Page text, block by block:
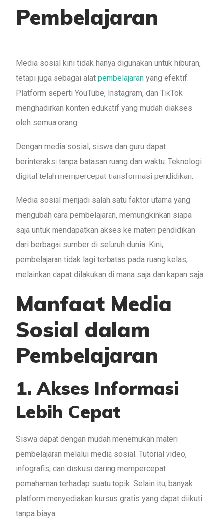
Pembelajaran
Media sosial kini tidak hanya digunakan untuk hiburan,
tetapi juga sebagai alatpembelajaranyang efektif.
Platform seperti YouTube, Instagram, dan TikTok
menghadirkan konten edukatif yang mudah diakses
oleh semua orang.
Dengan media sosial, siswa dan guru dapat
berinteraksi tanpa batasan ruang dan waktu. Teknologi
digital telah mempercepat transformasi pendidikan.
Media sosial menjadi salah satu faktor utama yang
mengubah cara pembelajaran, memungkinkan siapa
saja untuk mendapatkan akses ke materi pendidikan
dari berbagai sumber di seluruh dunia. Kini,
pembelajaran tidak lagi terbatas pada ruang kelas,
melainkan dapat dilakukan di mana saja dan kapan saja.
Manfaat Media
Sosial dalam
Pembelajaran
1. Akses Informasi
Lebih Cepat
Siswa dapat dengan mudah menemukan materi
pembelajaran melalui media sosial. Tutorial video,
infografis, dan diskusi daring mempercepat
pemahaman terhadap suatu topik. Selain itu, banyak
platform menyediakan kursus gratis yang dapat diikuti
tanpa biaya.